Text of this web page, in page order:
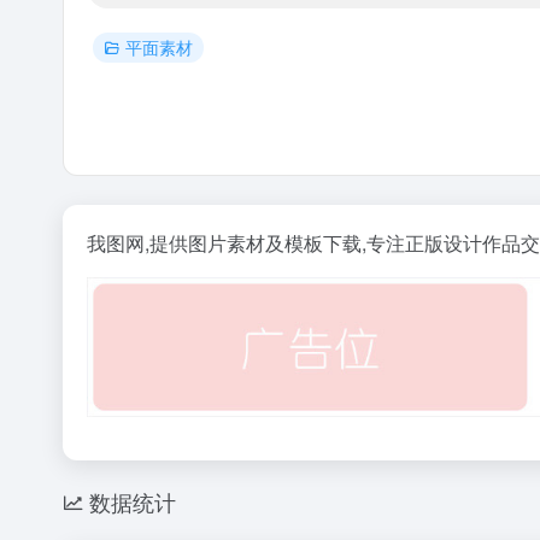
平面素材
我图网,提供图片素材及模板下载,专注正版设计作品
数据统计